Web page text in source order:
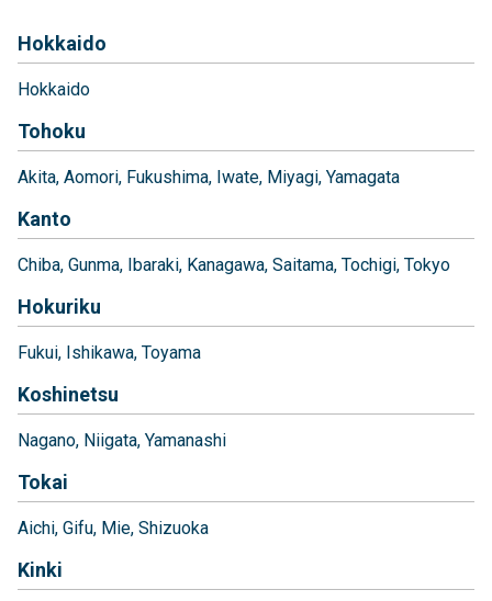
Hokkaido
Hokkaido
Tohoku
Akita Aomori Fukushima Iwate Miyagi Yamagata
Kanto
Chiba Gunma Ibaraki Kanagawa Saitama Tochigi Tokyo
Hokuriku
Fukui Ishikawa Toyama
Koshinetsu
Nagano Niigata Yamanashi
Tokai
Aichi Gifu Mie Shizuoka
Kinki